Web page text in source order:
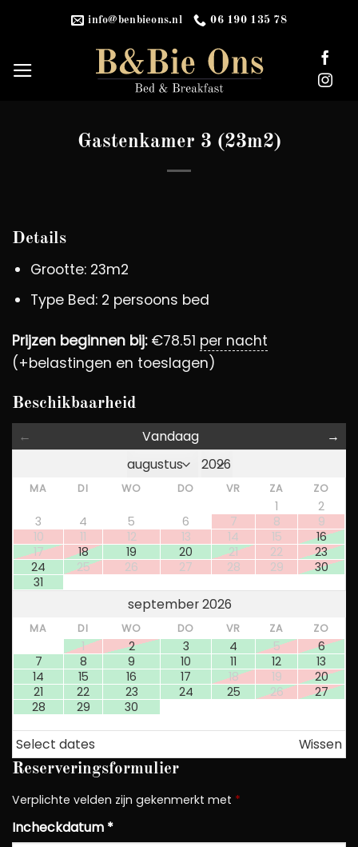
info@benbieons.nl 06 190 135 78
Gastenkamer 3 (23m2)
Details
Grootte:23m2
Type Bed:2 persoons bed
Prijzen beginnen bij: €78.51 per nacht
(+belastingen en toeslagen)
Beschikbaarheid
← Vandaag →
MA DI WO DO VR ZA ZO
1
2
3
4 5 6 7 8
9
10
11 12 13 14 15
16
17
18 19 20 21 22
23
24
25 26 27 28 29
30
31
september 2026
MA DI WO DO VR ZA ZO
1 2 3 4 5
6
7
8 9 10 11 12
13
14
15 16 17 18 19
20
21
22 23 24 25 26
27
28
29 30
Select dates Wissen
Reserveringsformulier
Verplichte velden zijn gekenmerkt met *
Incheckdatum *